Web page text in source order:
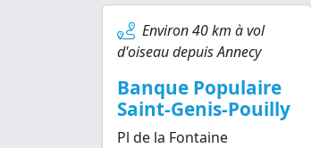
Environ 40 km à vol
d'oiseau depuis Annecy
Banque Populaire
Saint-Genis-Pouilly
Pl de la Fontaine